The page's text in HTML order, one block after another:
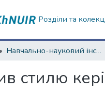
Розділи та
Навчально-науковий інститут «Українська інженерно-педагогічна академія»
стилю